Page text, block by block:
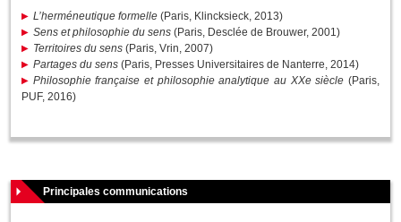
L’herméneutique formelle(Paris, Klincksieck, 2013)
Sens et philosophie du sens(Paris, Desclée de Brouwer, 2001)
Territoires du sens(Paris, Vrin, 2007)
Partages du sens(Paris, Presses Universitaires de Nanterre, 2014)
Philosophie française et philosophie analytique au XXe siècle (Paris,
PUF, 2016)
Principales communications